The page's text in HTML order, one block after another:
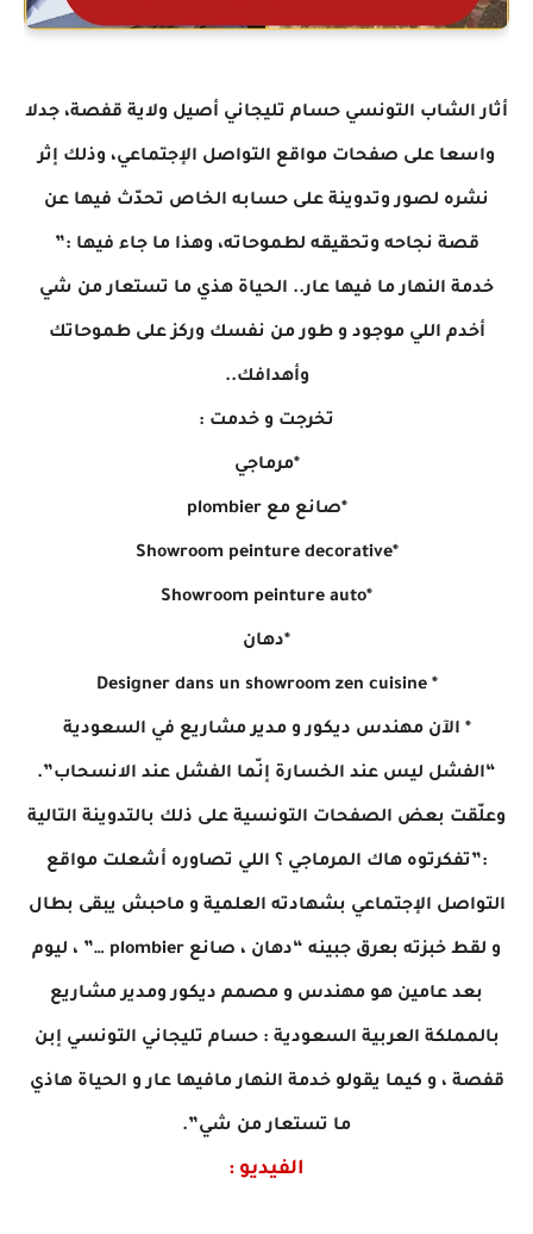
أثار الشاب التونسي حسام تليجاني أصيل ولاية قفصة، جدلا
واسعا على صفحات مواقع التواصل الإجتماعي، وذلك إثر
نشره لصور وتدوينة على حسابه الخاص تحدّث فيها عن
قصة نجاحه وتحقيقه لطموحاته، وهذا ما جاء فيها :”
خدمة النهار ما فيها عار.. الحياة هذي ما تستعار من شي
أخدم اللي موجود و طور من نفسك وركز على طموحاتك
وأهدافك..
تخرجت و خدمت :
*مرماجي
*صانع مع plombier
*Showroom peinture decorative
*Showroom peinture auto
*دهان
* Designer dans un showroom zen cuisine
* الآن مهندس ديكور و مدير مشاريع في السعودية
“الفشل ليس عند الخسارة إنّما الفشل عند الانسحاب”.
وعلّقت بعض الصفحات التونسية على ذلك بالتدوينة التالية
:”تفكرتوه هاك المرماجي ؟ اللي تصاوره أشعلت مواقع
التواصل الإجتماعي بشهادته العلمية و ماحبش يبقى بطال
و لقط خبزته بعرق جبينه “دهان ، صانع plombier …” ، ليوم
بعد عامين هو مهندس و مصمم ديكور ومدير مشاريع
بالمملكة العربية السعودية : حسام تليجاني التونسي إبن
قفصة ، و كيما يقولو خدمة النهار مافيها عار و الحياة هاذي
ما تستعار من شي”.
الفيديو :